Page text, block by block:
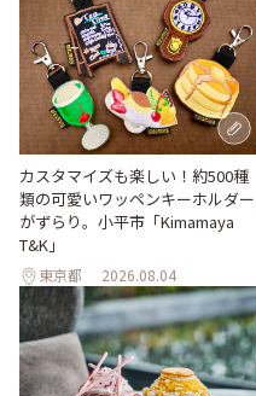
カスタマイズも楽しい！約500種
類の可愛いワッペンキーホルダー
がずらり。小平市「Kimamaya
T&K」
東京都 2026.08.04